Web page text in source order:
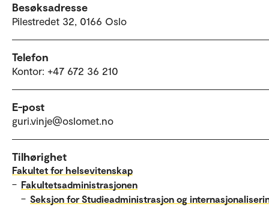
Besøksadresse
Pilestredet 32, 0166 Oslo
Telefon
Kontor: +47 672 36 210
E-post
guri.vinje@oslomet.no
Tilhørighet
Fakultet for helsevitenskap
– Fakultetsadministrasjonen
– Seksjon for Studieadministrasjon og